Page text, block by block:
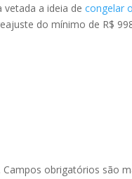
vetada a ideia decongelar
do mínimo de R$
Campos obrigatórios são